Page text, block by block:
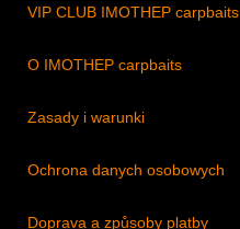
VIP CLUB IMOTHEP carpbaits
O IMOTHEP carpbaits
Zasady i warunki
Ochrona danych osobowych
Doprava a způsoby platby